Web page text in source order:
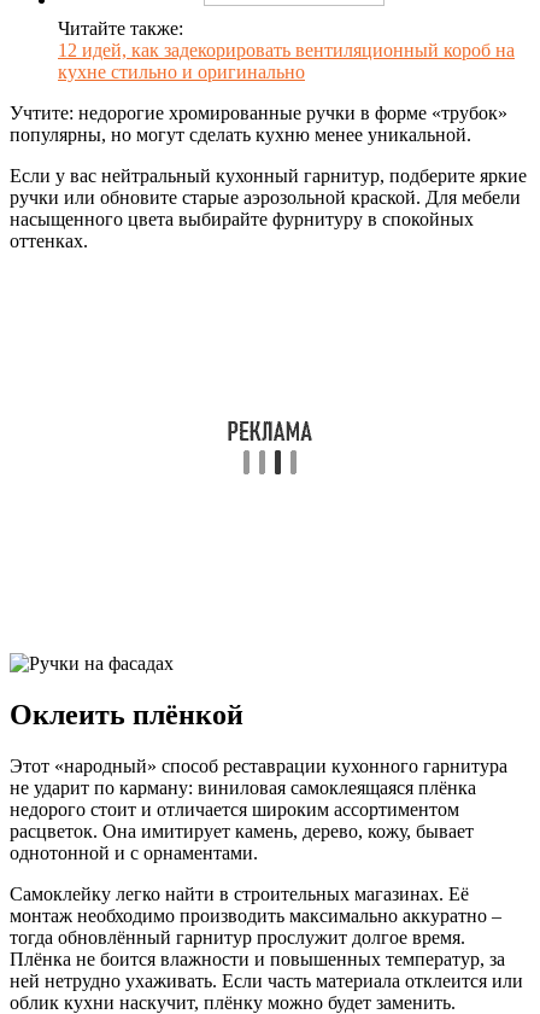
Читайте также:
12 идей, как задекорировать вентиляционный короб на
кухне стильно и оригинально
Учтите: недорогие хромированные ручки в форме «трубок»
популярны, но могут сделать кухню менее уникальной.
Если у вас нейтральный кухонный гарнитур, подберите яркие
ручки или обновите старые аэрозольной краской. Для мебели
насыщенного цвета выбирайте фурнитуру в спокойных
оттенках.
Оклеить плёнкой
Этот «народный» способ реставрации кухонного гарнитура
не ударит по карману: виниловая самоклеящаяся плёнка
недорого стоит и отличается широким ассортиментом
расцветок. Она имитирует камень, дерево, кожу, бывает
однотонной и с орнаментами.
Самоклейку легко найти в строительных магазинах. Её
монтаж необходимо производить максимально аккуратно –
тогда обновлённый гарнитур прослужит долгое время.
Плёнка не боится влажности и повышенных температур, за
ней нетрудно ухаживать. Если часть материала отклеится или
облик кухни наскучит, плёнку можно будет заменить.